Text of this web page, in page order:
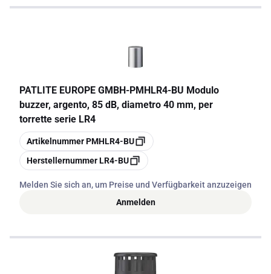
PATLITE EUROPE GMBH-PMHLR4-BU Modulo
buzzer, argento, 85 dB, diametro 40 mm, per
torrette serie LR4
Kopieren
ArtikelnummerPMHLR4-BU
Kopieren
HerstellernummerLR4-BU
Melden Sie sich an, um Preise und Verfügbarkeit anzuzeigen
Anmelden